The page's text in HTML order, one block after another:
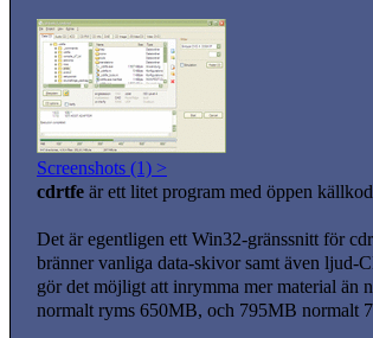
Screenshots (1) >
cdrtfe är ett litet program med öppen
Det är egentligen ett Win32-gränssnitt för
bränner vanliga data-skivor samt även
gör det möjligt att inrymma mer material än
normalt ryms 650MB, och 795MB normalt